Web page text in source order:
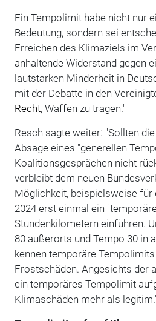
Ein Tempolimit habe nicht nur
Bedeutung, sondern sei
Erreichen des Klimaziels im
anhaltende Widerstand gegen
lautstarken Minderheit in
mit der Debatte in den
Recht, Waffen zu tragen."
Resch sagte weiter: "Sollten
Absage eines "generellen
Koalitionsgesprächen nicht
verbleibt dem neuen
Möglichkeit, beispielsweise für
2024 erst einmal ein
Stundenkilometern einführen.
80 außerorts und Tempo 30 in
kennen temporäre Tempolimits
Frostschäden. Angesichts der
ein temporäres Tempolimit
Klimaschäden mehr als